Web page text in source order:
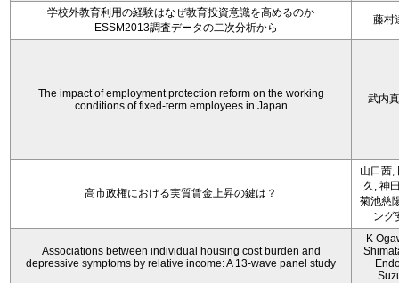
学校外教育利用の経験はなぜ教育投資意識を高めるのか
―ESSM2013調査データの二次分析から
藤村
The impact of employment protection reform on the working
conditions of fixed-term employees in Japan
武内
高市政権における実質賃金上昇の鍵は？
山口茜,
久, 神
菊池慈
ング
Associations between individual housing cost burden and
depressive symptoms by relative income: A 13-wave panel study
K